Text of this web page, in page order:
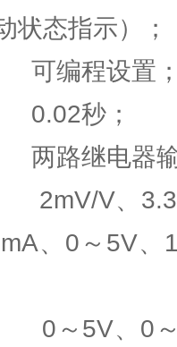
状态指示）；
编程设置
秒；
路继电器输
V、
、0～5V
5V、0～